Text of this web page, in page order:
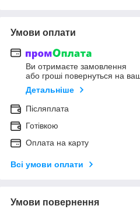
Умови оплати
Ви отримаєте замовлення
або гроші повернуться на
Детальніше
Післяплата
Готівкою
Оплата на карту
Всі умови оплати
Умови повернення